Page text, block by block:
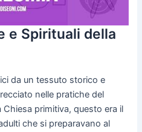
e Spirituali della
da un tessuto storico e
nelle pratiche del
primitiva, questo era il
che si preparavano al